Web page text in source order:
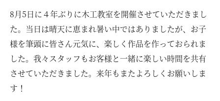
香木家通信
お客様の声
ムービー
8月5日に４年ぶりに木工教室を開催させていただきまし
た。当日は晴天に恵まれ暑い中ではありましたが、お子
様を筆頭に皆さん元気に、楽しく作品を作っておられま
した。我々スタッフもお客様と一緒に楽しい時間を共有
させていただきました。来年もまたよろしくお願いしま
す！